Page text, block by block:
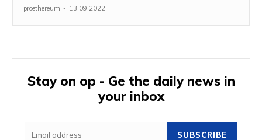
proethereum - 13.09.2022
Stay on op - Ge the daily news in
your inbox
SUBSCRIBE